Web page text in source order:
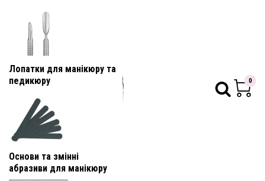
Лопатки для манікюру та
педикюру
Основи та змінні
абразиви для манікюру
0